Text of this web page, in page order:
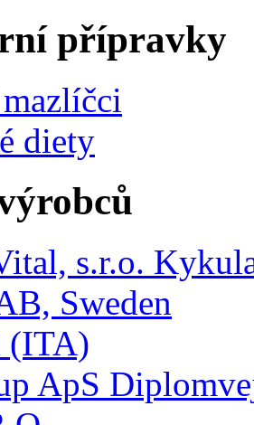
přípravky
diety
s.r.o.
Sweden
(ITA)
ApS